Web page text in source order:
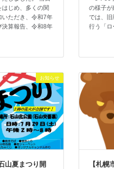
じめ、多くの関
ただき、令和7年
決算報告、令和8年
の様子が
では、旧
行う「
お知らせ
山夏まつり開
【札